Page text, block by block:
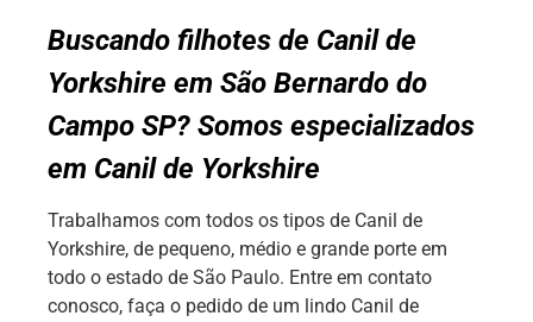
Buscando filhotes de Canil de
Yorkshire em São Bernardo do
Campo SP? Somos especializados
em Canil de Yorkshire
Trabalhamos com todos os tipos de Canil de
Yorkshire, de pequeno, médio e grande porte em
todo o estado de São Paulo. Entre em contato
conosco, faça o pedido de um lindo Canil de